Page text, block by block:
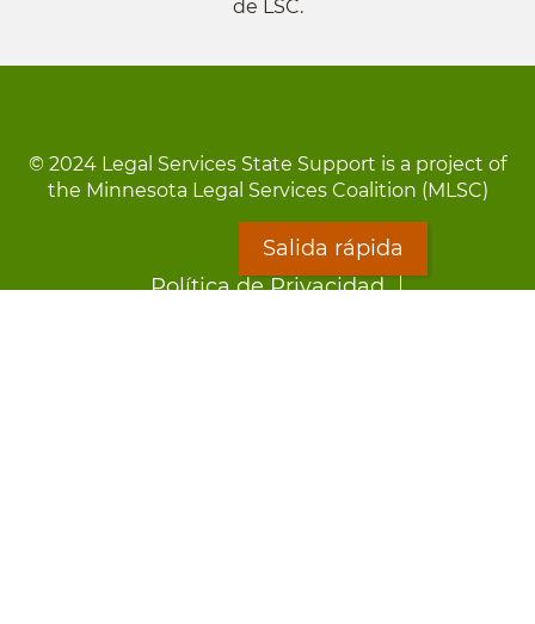
de LSC.
© 2024 Legal Services State Support is a project of
the Minnesota Legal Services Coalition (MLSC)
Política de Privacidad
Salida rápida